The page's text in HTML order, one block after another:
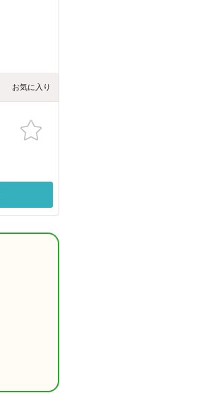
お気に入り